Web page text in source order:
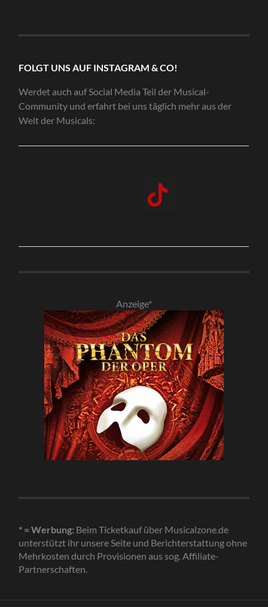
FOLGT UNS AUF INSTAGRAM & CO!
Werdet auch auf Social Media Teil der Musical-
Community und erfahrt bei uns täglich mehr aus der
Welt der Musicals:
Anzeige*
* = Werbung: Beim Ticketkauf über Musicalzone.de
unterstützt ihr unsere Seite und Berichterstattung ohne
Mehrkosten durch Provisionen aus sog. Affiliate-
Partnerschaften.